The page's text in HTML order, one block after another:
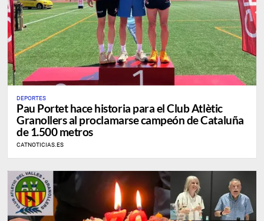
DEPORTES
Pau Portet hace historia para el Club Atlètic
Granollers al proclamarse campeón de Cataluña
de 1.500 metros
CATNOTICIAS.ES